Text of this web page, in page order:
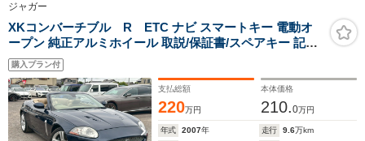
ジャガー
XKコンバーチブル R ETC ナビ スマートキー 電動オ
ープン 純正アルミホイール 取説/保証書/スペアキー 記録
簿付 修復歴なし
購入プラン付
支払総額
220万円
本体価格
210.0万円
年式 2007年 走行 9.6万km